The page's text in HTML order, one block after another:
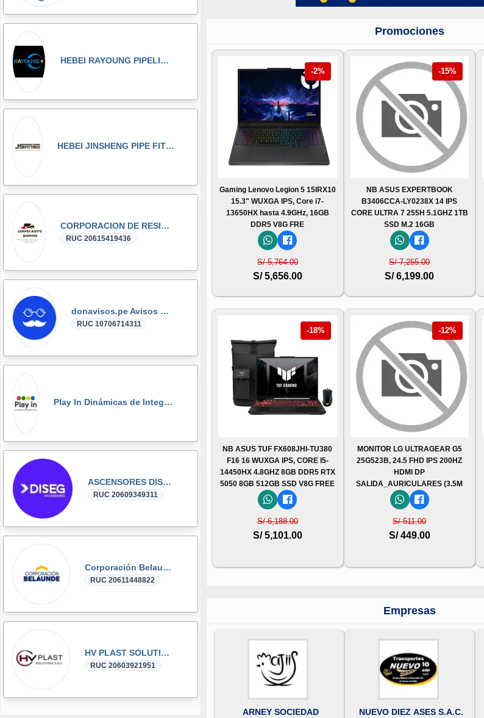
HEBEI RAYOUNG PIPELINE TECHNOLOGY CO., LTD
HEBEI JINSHENG PIPE FITTING MANUFACTURING CO., LT
CORPORACION DE RESIDUOS SEGOVIA.PERU SAC
RUC 20615419436
donavisos.pe Avisos Clasificados
RUC 10706714311
Play In Dinámicas de Integración, Gymkanas, Eventos Corporativos
ASCENSORES DISEG
RUC 20609349311
Corporación Belaunde
RUC 20611448822
HV PLAST SOLUTIONS
RUC 20603921951
Promociones
-2%
Gaming Lenovo Legion 5 15IRX10
15.3" WUXGA IPS, Core i7-
13650HX hasta 4.9GHz, 16GB
DDR5 V8G FRE
S/ 5,764.00
S/ 5,656.00
-15%
NB ASUS EXPERTBOOK
B3406CCA-LY0238X 14 IPS
CORE ULTRA 7 255H 5.1GHZ 1TB
SSD M.2 16GB
S/ 7,255.00
S/ 6,199.00
-18%
NB ASUS TUF FX608JHI-TU380
F16 16 WUXGA IPS, CORE I5-
14450HX 4.8GHZ 8GB DDR5 RTX
5050 8GB 512GB SSD V8G FREE
S/ 6,188.00
S/ 5,101.00
-12%
MONITOR LG ULTRAGEAR G5
25G523B, 24.5 FHD IPS 200HZ
HDMI DP
SALIDA_AURICULARES (3.5M
S/ 511.00
S/ 449.00
Empresas
ARNEY SOCIEDAD
NUEVO DIEZ ASES S.A.C.